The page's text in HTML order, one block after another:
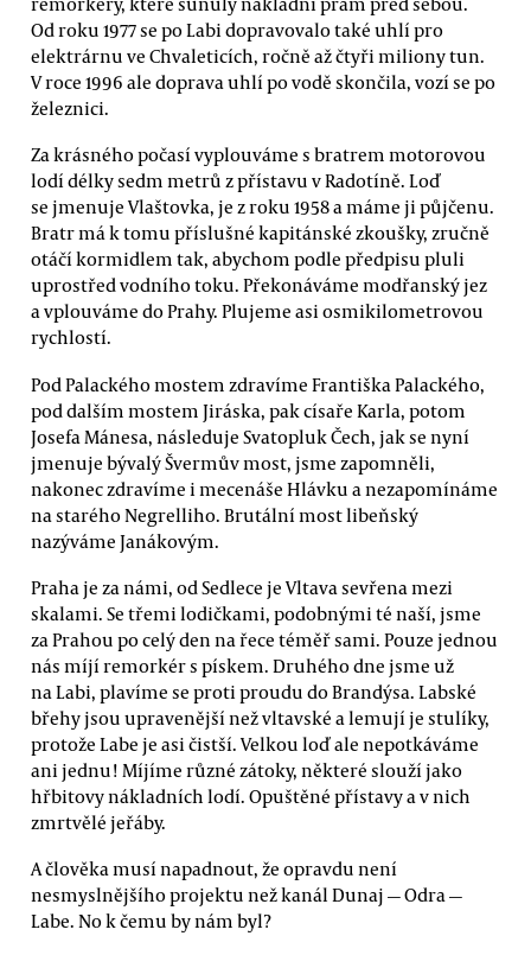
Od roku 1977 se po Labi dopravovalo také uhlí pro
elektrárnu ve Chvaleticích, ročně až čtyři miliony tun.
V roce 1996 ale doprava uhlí po vodě skončila, vozí se po
železnici.
Za krásného počasí vyplouváme s bratrem motorovou
lodí délky sedm metrů z přístavu v Radotíně. Loď
se jmenuje Vlaštovka, je z roku 1958 a máme ji půjčenu.
Bratr má k tomu příslušné kapitánské zkoušky, zručně
otáčí kormidlem tak, abychom podle předpisu pluli
uprostřed vodního toku. Překonáváme modřanský jez
a vplouváme do Prahy. Plujeme asi osmikilometrovou
rychlostí.
Pod Palackého mostem zdravíme Františka Palackého,
pod dalším mostem Jiráska, pak císaře Karla, potom
Josefa Mánesa, následuje Svatopluk Čech, jak se nyní
jmenuje bývalý Švermův most, jsme zapomněli,
nakonec zdravíme i mecenáše Hlávku a nezapomínáme
na starého Negrelliho. Brutální most libeňský
nazýváme Janákovým.
Praha je za námi, od Sedlece je Vltava sevřena mezi
skalami. Se třemi lodičkami, podobnými té naší, jsme
za Prahou po celý den na řece téměř sami. Pouze jednou
nás míjí remorkér s pískem. Druhého dne jsme už
na Labi, plavíme se proti proudu do Brandýsa. Labské
břehy jsou upravenější než vltavské a lemují je stulíky,
protože Labe je asi čistší. Velkou loď ale nepotkáváme
ani jednu! Míjíme různé zátoky, některé slouží jako
hřbitovy nákladních lodí. Opuštěné přístavy a v nich
zmrtvělé jeřáby.
A člověka musí napadnout, že opravdu není
nesmyslnějšího projektu než kanál Dunaj — Odra —
Labe. No k čemu by nám byl?